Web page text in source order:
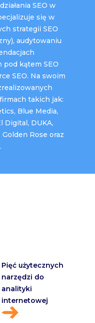
SEO w
się w
strategii SEO
audytowaniu
kątem SEO
SEO. Na swoim
takich jak:
Blue Media,
Digital, DUKA,
Rose oraz
Pięć użytecznych
narzędzi do
analityki
internetowej